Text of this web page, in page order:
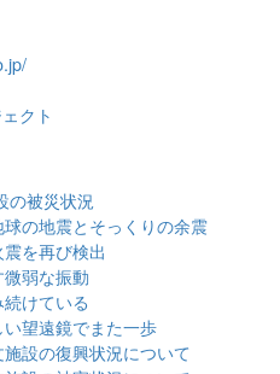
クト
の被災状況
の地震とそっくりの余震
を再び検出
弱な振動
けている
望遠鏡でまた一歩
設の復興状況について